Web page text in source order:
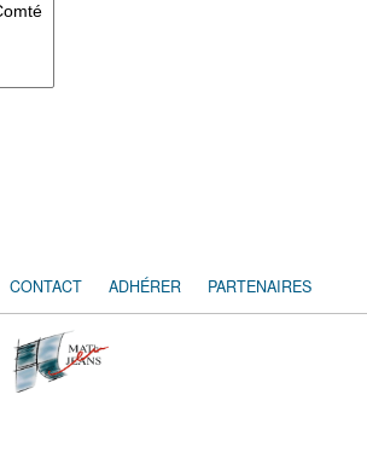
CONTACT ADHÉRER PARTENAIRES